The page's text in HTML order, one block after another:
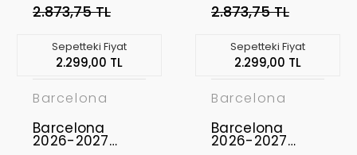
2.873,75 TL
Sepetteki Fiyat
2.299,00 TL
Barcelona
Barcelona
2026-2027
2.873,75 TL
Sepetteki Fiyat
2.299,00 TL
Barcelona
Barcelona
2026-2027